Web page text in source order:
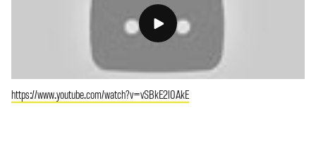
https://www.youtube.com/watch?v=vSBkE2l0AkE